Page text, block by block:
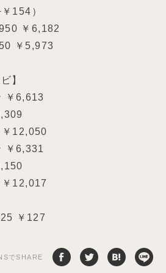
154）
￥6,182
￥5,973
】
￥6,613
12,050
￥6,331
12,017
￥127
でSHARE